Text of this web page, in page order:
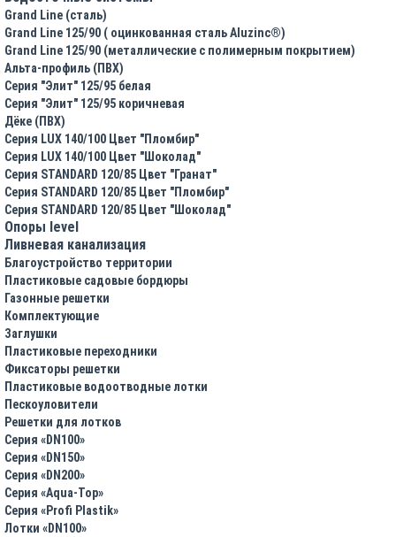
Grand Line (сталь)
Grand Line 125/90 ( оцинкованная сталь Aluzinc®)
Grand Line 125/90 (металлические с полимерным покрытием)
Альта-профиль (ПВХ)
Серия "Элит" 125/95 белая
Серия "Элит" 125/95 коричневая
Дёке (ПВХ)
Серия LUX 140/100 Цвет "Пломбир"
Серия LUX 140/100 Цвет "Шоколад"
Серия STANDARD 120/85 Цвет "Гранат"
Серия STANDARD 120/85 Цвет "Пломбир"
Серия STANDARD 120/85 Цвет "Шоколад"
Опоры level
Ливневая канализация
Благоустройство территории
Пластиковые садовые бордюры
Газонные решетки
Комплектующие
Заглушки
Пластиковые переходники
Фиксаторы решетки
Пластиковые водоотводные лотки
Пескоуловители
Решетки для лотков
Серия «DN100»
Серия «DN150»
Серия «DN200»
Серия «Aqua-Top»
Серия «Profi Plastik»
Лотки «DN100»